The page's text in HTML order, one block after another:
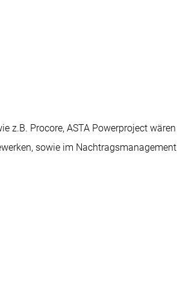
z.B. Procore, ASTA Powerproject
sowie im Nachtragsmanagement